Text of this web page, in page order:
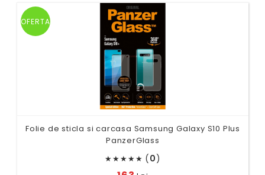
OFERTA
Folie de sticla si carcasa Samsung Galaxy S10 Plus
PanzerGlass
★★★★★ (0)